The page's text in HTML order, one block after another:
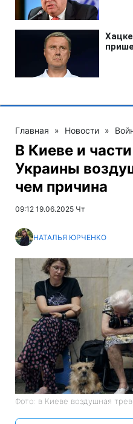
Главная » Новости »
В Киеве и
Украины
чем причина
09:12 19.06.2025 Чт
НАТАЛЬЯ ЮРЧЕНКО
Фото: в Киеве воздушная